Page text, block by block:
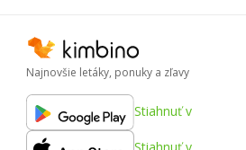
Najnovšie letáky, ponuky a zľavy
Stiahnuť v